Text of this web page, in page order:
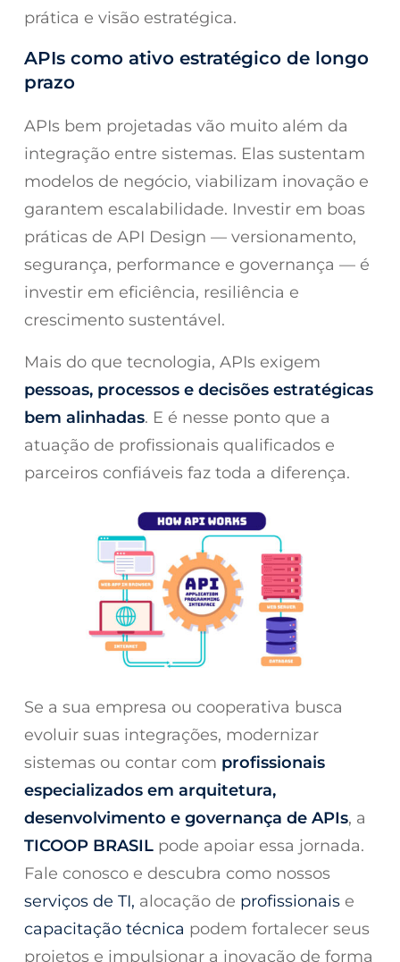
prática e visão estratégica.
APIs como ativo estratégico de longo
prazo
APIs bem projetadas vão muito além da
integração entre sistemas. Elas sustentam
modelos de negócio, viabilizam inovação e
garantem escalabilidade. Investir em boas
práticas de API Design — versionamento,
segurança, performance e governança — é
investir em eficiência, resiliência e
crescimento sustentável.
Mais do que tecnologia, APIs exigem
pessoas, processos e decisões estratégicas
bem alinhadas. E é nesse ponto que a
atuação de profissionais qualificados e
parceiros confiáveis faz toda a diferença.
Se a sua empresa ou cooperativa busca
evoluir suas integrações, modernizar
sistemas ou contar com profissionais
especializados em arquitetura,
desenvolvimento e governança de APIs, a
TICOOP BRASIL pode apoiar essa jornada.
Fale conosco e descubra como nossos
serviços de TI, alocação de profissionais e
capacitação técnica podem fortalecer seus
projetos e impulsionar a inovação de forma